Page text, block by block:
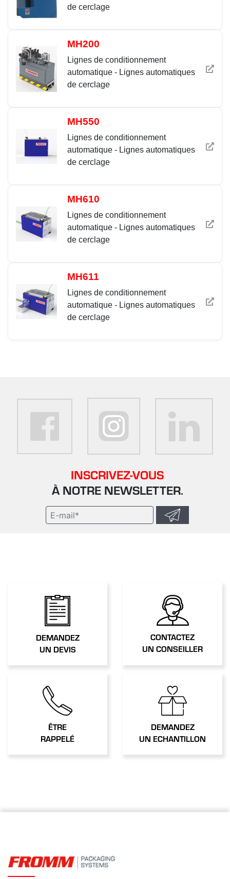
de cerclage
MH200
Lignes de conditionnement
automatique - Lignes automatiques
de cerclage
MH550
Lignes de conditionnement
automatique - Lignes automatiques
de cerclage
MH610
Lignes de conditionnement
automatique - Lignes automatiques
de cerclage
MH611
Lignes de conditionnement
automatique - Lignes automatiques
de cerclage
INSCRIVEZ-VOUS
À NOTRE NEWSLETTER.
DEMANDEZ
UN DEVIS
CONTACTEZ
UN CONSEILLER
ÊTRE
RAPPELÉ
DEMANDEZ
UN ECHANTILLON